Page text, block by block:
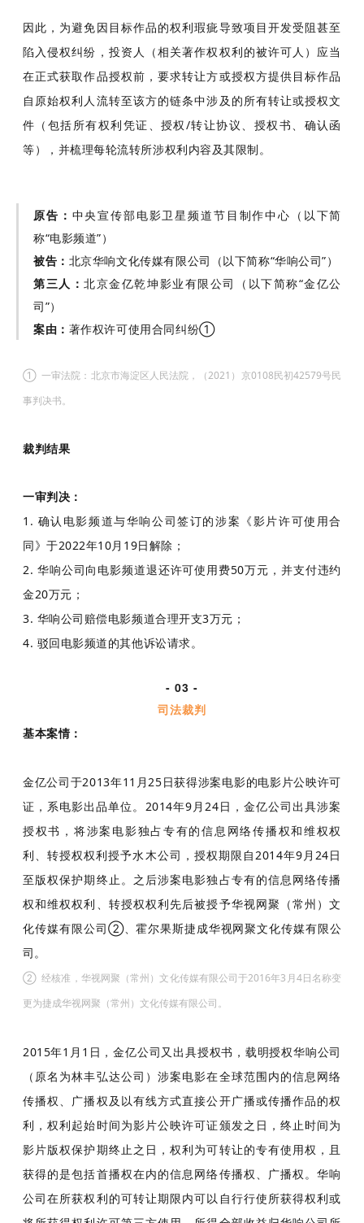
因此，为避免因目标作品的权利瑕疵导致项目开发受阻甚至
陷入侵权纠纷，投资人（相关著作权权利的被许可人）应当
在正式获取作品授权前，要求转让方或授权方提供目标作品
自原始权利人流转至该方的链条中涉及的所有转让或授权文
件（包括所有权利凭证、授权/转让协议、授权书、确认函
等），并梳理每轮流转所涉权利内容及其限制。
原告： 中央宣传部电影卫星频道节目制作中心（以下简
称“电影频道”）
被告： 北京华响文化传媒有限公司（以下简称“华响公司”）
第三人：北京金亿乾坤影业有限公司（以下简称“金亿公
司”）
案由： 著作权许可使用合同纠纷①
① 一审法院：北京市海淀区人民法院，（2021）京0108民初42579号民
事判决书。
裁判结果
一审判决：
1. 确认电影频道与华响公司签订的涉案《影片许可使用合
同》于2022年10月19日解除；
2. 华响公司向电影频道退还许可使用费50万元，并支付违约
金20万元；
3. 华响公司赔偿电影频道合理开支3万元；
4. 驳回电影频道的其他诉讼请求。
- 03 -
司法裁判
基本案情：
金亿公司于2013年11月25日获得涉案电影的电影片公映许可
证，系电影出品单位。2014年9月24日，金亿公司出具涉案
授权书，将涉案电影独占专有的信息网络传播权和维权权
利、转授权权利授予水木公司，授权期限自2014年9月24日
至版权保护期终止。之后涉案电影独占专有的信息网络传播
权和维权权利、转授权权利先后被授予华视网聚（常州）文
化传媒有限公司②、霍尔果斯捷成华视网聚文化传媒有限公
司。
② 经核准，华视网聚（常州）文化传媒有限公司于2016年3月4日名称变
更为捷成华视网聚（常州）文化传媒有限公司。
2015年1月1日，金亿公司又出具授权书，载明授权华响公司
（原名为林丰弘达公司）涉案电影在全球范围内的信息网络
传播权、广播权及以有线方式直接公开广播或传播作品的权
利，权利起始时间为影片公映许可证颁发之日，终止时间为
影片版权保护期终止之日，权利为可转让的专有使用权，且
获得的是包括首播权在内的信息网络传播权、广播权。华响
公司在所获权利的可转让期限内可以自行行使所获得权利或